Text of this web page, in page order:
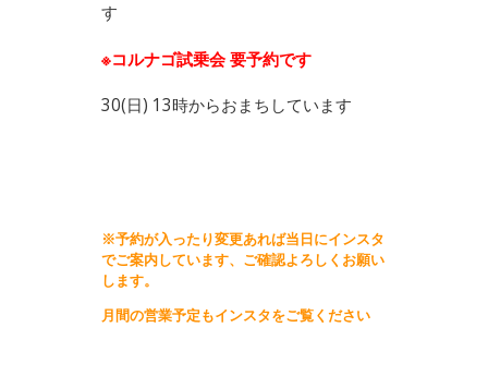
す
※コルナゴ試乗会 要予約です
30(日) 13時からおまちしています
※予約が入ったり変更あれば当日にインスタ
でご案内しています、 ご確認よろしくお願い
します。
月間の営業予定もインスタをご覧ください